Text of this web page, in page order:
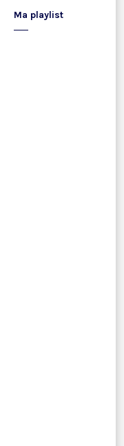
Ma playlist